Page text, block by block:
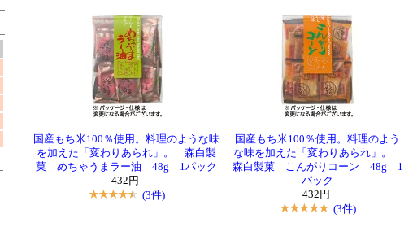
国産もち米100％使用。料理のような味
を加えた「変わりあられ」。 森白製
菓 めちゃうまラー油 48g 1パック
432円
(3件)
国産もち米100％使用。料理のよう
な味を加えた「変わりあられ」。
森白製菓 こんがりコーン 48g 1
パック
432円
(3件)